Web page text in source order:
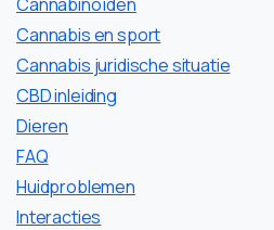
Cannabis en sport
Cannabis juridische situatie
CBD inleiding
Dieren
FAQ
Huidproblemen
Interacties